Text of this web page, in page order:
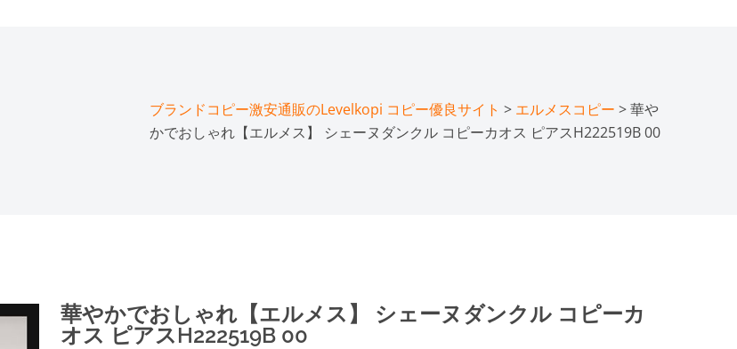
ブランドコピー激安通販のLevelkopi コピー優良サイト > エルメスコピー > 華や
かでおしゃれ【エルメス】 シェーヌダンクル コピーカオス ピアスH222519B 00
華やかでおしゃれ【エルメス】 シェーヌダンクル コピーカ
オス ピアスH222519B 00